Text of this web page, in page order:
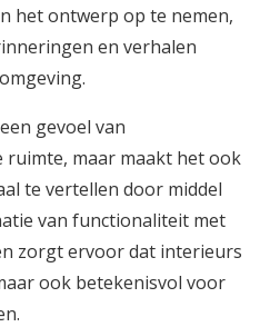
het ontwerp op te nemen,
en verhalen
gevoel van
ruimte, maar maakt het ook
te vertellen door middel
van functionaliteit met
zorgt ervoor dat interieurs
ook betekenisvol voor